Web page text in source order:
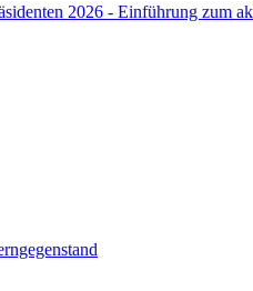
2026 - Einführung zum